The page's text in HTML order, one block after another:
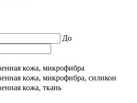
До
кожа, микрофибра
кожа, микрофибра, силикон
кожа, ткань